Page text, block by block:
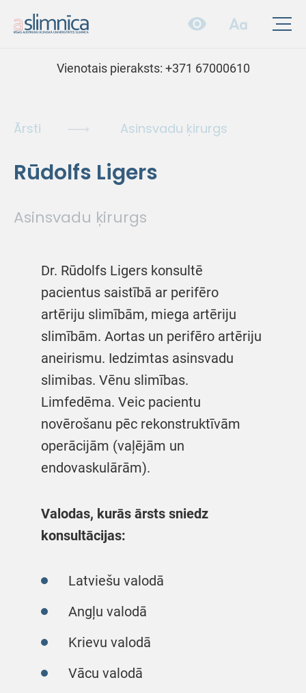
Vienotais pieraksts: +371 67000610
Ārsti Asinsvadu ķirurgs
Rūdolfs Ligers
Asinsvadu ķirurgs
Dr. Rūdolfs Ligers konsultē
pacientus saistībā ar perifēro
artēriju slimībām, miega artēriju
slimībām. Aortas un perifēro artēriju
aneirismu. Iedzimtas asinsvadu
slimibas. Vēnu slimības.
Limfedēma. Veic pacientu
novērošanu pēc rekonstruktīvām
operācijām (vaļējām un
endovaskulārām).
Valodas, kurās ārsts sniedz
konsultācijas:
Latviešu valodā
Angļu valodā
Krievu valodā
Vācu valodā